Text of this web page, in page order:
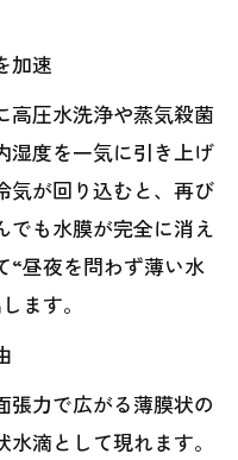
加速
高圧水洗浄や蒸気殺菌
湿度を一気に引き上げ
気が回り込むと、再び
でも水膜が完全に消え
“昼夜を問わず薄い水
ます。
張力で広がる薄膜状の
滴として現れます。